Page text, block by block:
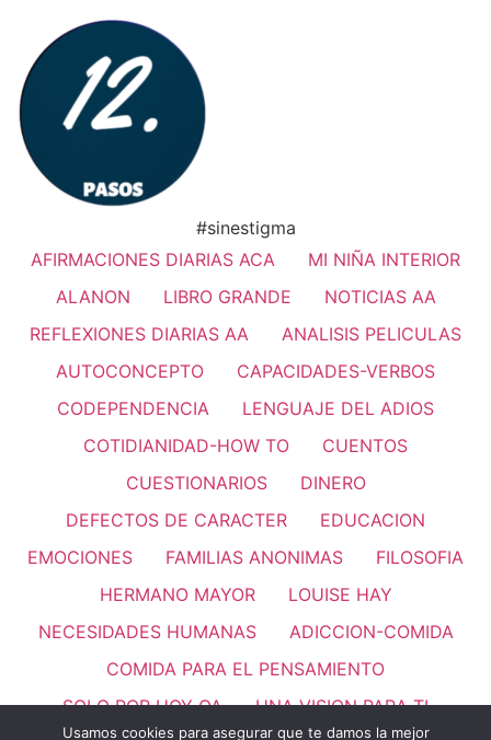
#sinestigma
AFIRMACIONES DIARIAS ACA
MI NIÑA INTERIOR
ALANON
LIBRO GRANDE
NOTICIAS AA
REFLEXIONES DIARIAS AA
ANALISIS PELICULAS
AUTOCONCEPTO
CAPACIDADES-VERBOS
CODEPENDENCIA
LENGUAJE DEL ADIOS
COTIDIANIDAD-HOW TO
CUENTOS
CUESTIONARIOS
DINERO
DEFECTOS DE CARACTER
EDUCACION
EMOCIONES
FAMILIAS ANONIMAS
FILOSOFIA
HERMANO MAYOR
LOUISE HAY
NECESIDADES HUMANAS
ADICCION-COMIDA
COMIDA PARA EL PENSAMIENTO
SOLO POR HOY OA
UNA VISION PARA TI
Usamos cookies para asegurar que te damos la mejor